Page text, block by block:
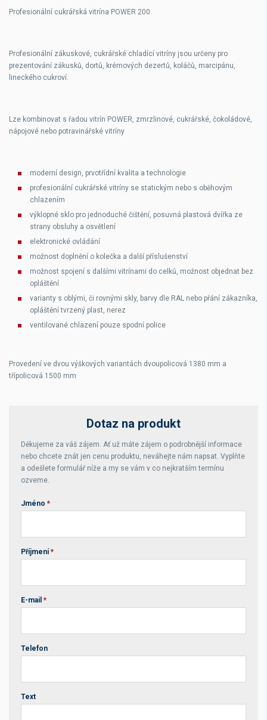
Profesionální cukrářská vitrína POWER 200
Profesionální zákuskové, cukrářské chladící vitríny jsou určeny pro
prezentování zákusků, dortů, krémových dezertů, koláčů, marcipánu,
lineckého cukroví.
Lze kombinovat s řadou vitrín POWER, zmrzlinové, cukrářské, čokoládové,
nápojové nebo potravinářské vitríny
moderní design, prvotřídní kvalita a technologie
profesionální cukrářské vitríny se statickým nebo s oběhovým
chlazením
výklopné sklo pro jednoduché čištění, posuvná plastová dvířka ze
strany obsluhy a osvětlení
elektronické ovládání
možnost doplnění o kolečka a další příslušenství
možnost spojení s dalšími vitrínami do celků, možnost objednat bez
opláštění
varianty s oblými, či rovnými skly, barvy dle RAL nebo přání zákazníka,
opláštění tvrzený plast, nerez
ventilované chlazení pouze spodní police
Provedení ve dvou výškových variantách dvoupolicová 1380 mm a
třípolicová 1500 mm
Dotaz na produkt
Děkujeme za váš zájem. Ať už máte zájem o podrobnější informace
nebo chcete znát jen cenu produktu, neváhejte nám napsat. Vyplňte
a odešlete formulář níže a my se vám v co nejkratším termínu
ozveme.
Jméno *
Příjmení *
E-mail *
Telefon
Text